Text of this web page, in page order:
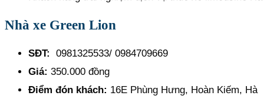
Nhà xe Green Lion
SĐT:
0981325533/ 0984709669
Giá: 350.000 đồng
Điểm đón khách: 16E Phùng Hưng, Hoàn Kiếm, Hà